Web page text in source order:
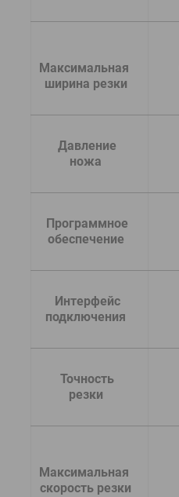
Максимальная
ширина резки
Давление
ножа
Программное
обеспечение
Интерфейс
подключения
Точность
резки
Максимальная
скорость резки